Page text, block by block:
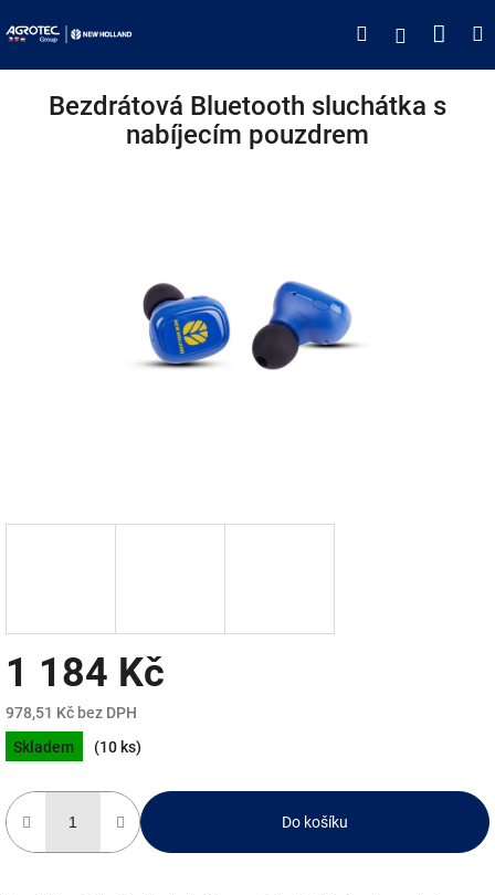
na
HledatPřihlášení
Bezdrátová Bluetooth sluchátka s
nabíjecím pouzdrem
1 184 Kč
978,51 Kč bez DPH
Měrná
cena:
Skladem (10 ks)
Do košíku